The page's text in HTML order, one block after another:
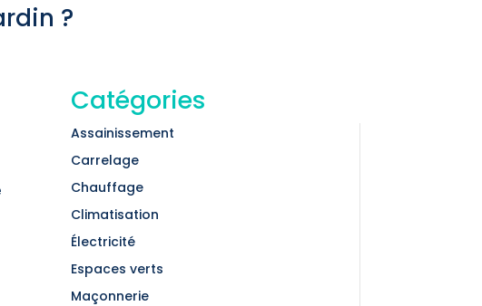
?
Catégories
Assainissement
Carrelage
Chauffage
Climatisation
Électricité
Espaces verts
Maçonnerie